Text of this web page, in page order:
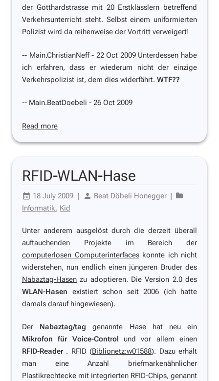
der Gotthardstrasse mit 20 Erstklässlern betreffend
Verkehrsunterricht steht. Selbst einem uniformierten
Polizist wird da reihenweise der Vortritt verweigert!
-- Main.ChristianNeff - 22 Oct 2009 Unterdessen habe
ich erfahren, dass er wiederum nicht der einzige
Verkehrspolizist ist, dem dies widerfährt. WTF??
-- Main.BeatDoebeli - 26 Oct 2009
Read more
RFID-WLAN-Hase
18 July 2009 | Beat Döbeli Honegger |
Informatik, Kid
Unter anderem ausgelöst durch die derzeit überall
auftauchenden Projekte im Bereich der
computerlosen Computerinterfaceskonnte ich nicht
widerstehen, nun endlich einen jüngeren Bruder des
Nabaztag-Hasen zu adoptieren. Die Version 2.0 des
WLAN-Hasen existiert schon seit 2006 (ich hatte
damals darauf hingewiesen).
Der Nabaztag/tag genannte Hase hat neu ein
Mikrofon für Voice-Control und vor allem einen
RFID-Reader . RFID (Biblionetz:w01588). Dazu erhält
man eine Anzahl briefmarkenähnlicher
Plastikrechtecke mit integrierten RFID-Chips, genannt